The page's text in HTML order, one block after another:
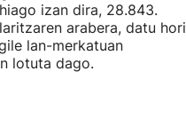
izan dira, 28.843.
arabera, datu hori
lan-merkatuan
lotuta dago.